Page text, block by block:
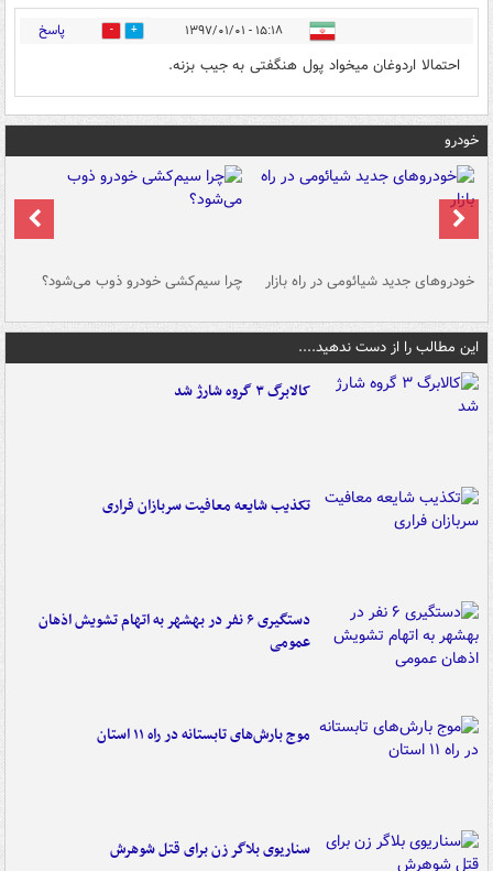
۱۵:۱۸ - ۱۳۹۷/۰۱/۰۱ 21 پاسخ
احتمالا اردوغان میخواد پول هنگفتی به جیب بزنه.
خودرو
خودروهای جدید شیائومی در راه بازار چرا سیم‌کشی خودرو ذوب می‌شود؟
این مطالب را از دست ندهید....
کالابرگ ۳ گروه شارژ شد
تکذیب شایعه معافیت سربازان فراری
دستگیری ۶ نفر در بهشهر به اتهام تشویش اذهان
عمومی
موج بارش‌های تابستانه در راه ۱۱ استان
سناریوی بلاگر زن برای قتل شوهرش